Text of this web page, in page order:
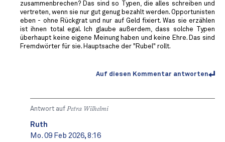
zusammenbrechen? Das sind so Typen, die alles schreiben und
vertreten, wenn sie nur gut genug bezahlt werden. Opportunisten
eben - ohne Rückgrat und nur auf Geld fixiert. Was sie erzählen
ist ihnen total egal. Ich glaube außerdem, dass solche Typen
überhaupt keine eigene Meinung haben und keine Ehre. Das sind
Fremdwörter für sie. Hauptsache der "Rubel" rollt.
Auf diesen Kommentar antworten
Antwort auf Petra Wilhelmi
Ruth
Mo. 09 Feb 2026, 8:16